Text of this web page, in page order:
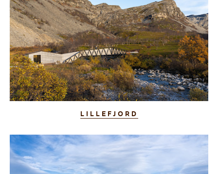
LILLEFJORD